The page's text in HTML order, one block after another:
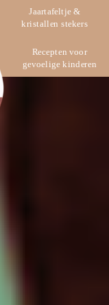
Jaartafeltje &
kristallen stekers
Recepten voor
gevoelige kinderen